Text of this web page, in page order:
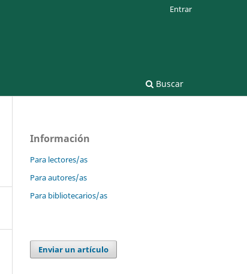
Buscar
Entrar
Información
Para lectores/as
Para autores/as
Para bibliotecarios/as
Enviar un artículo